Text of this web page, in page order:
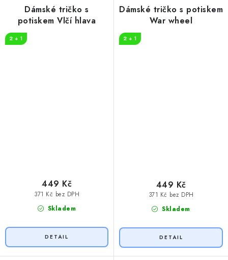
Dámské tričko s
potiskem Vlčí hlava
2 + 1
Skladem
371 Kč bez DPH
449 Kč
Dámské tričko s potiskem
War wheel
2 + 1
Skladem
371 Kč bez DPH
449 Kč